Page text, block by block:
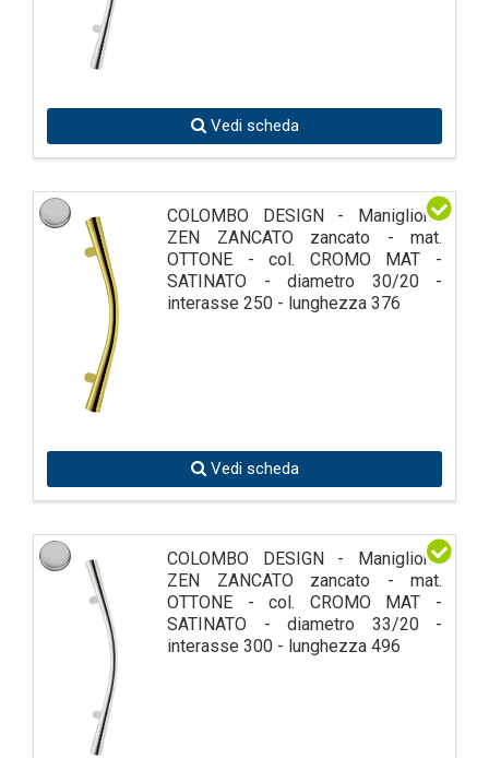
Vedi scheda
COLOMBO DESIGN - Maniglione
ZEN ZANCATO zancato - mat.
OTTONE - col. CROMO MAT -
SATINATO - diametro 30/20 -
interasse 250 - lunghezza 376
Vedi scheda
COLOMBO DESIGN - Maniglione
ZEN ZANCATO zancato - mat.
OTTONE - col. CROMO MAT -
SATINATO - diametro 33/20 -
interasse 300 - lunghezza 496